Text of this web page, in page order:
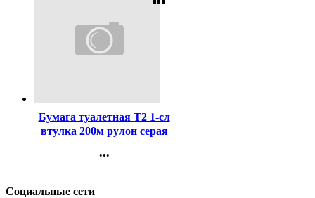
Бумага туалетная Т2 1-сл
втулка 200м рулон серая
...
Регистрация
Социальные сети